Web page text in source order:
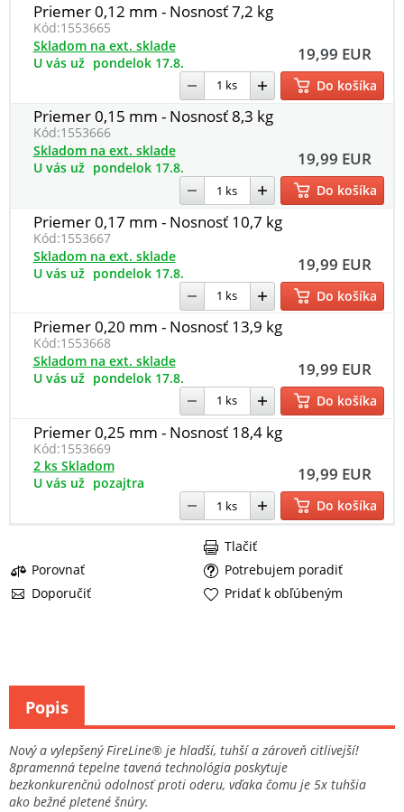
Priemer 0,12 mm - Nosnosť 7,2 kg
Kód:1553665
19,99 EUR
Skladom na ext. sklade
U vás už pondelok 17.8.
Do košíka
Priemer 0,15 mm - Nosnosť 8,3 kg
Kód:1553666
19,99 EUR
Skladom na ext. sklade
U vás už pondelok 17.8.
Do košíka
Priemer 0,17 mm - Nosnosť 10,7 kg
Kód:1553667
19,99 EUR
Skladom na ext. sklade
U vás už pondelok 17.8.
Do košíka
Priemer 0,20 mm - Nosnosť 13,9 kg
Kód:1553668
19,99 EUR
Skladom na ext. sklade
U vás už pondelok 17.8.
Do košíka
Priemer 0,25 mm - Nosnosť 18,4 kg
Kód:1553669
19,99 EUR
2 ks Skladom
U vás už pozajtra
Do košíka
Porovnať
Potrebujem poradiť
Doporučiť
Tlačiť
Pridať k obľúbeným
Nový a vylepšený FireLine® je hladší, tuhší a zároveň citlivejší!
8pramenná tepelne tavená technológia poskytuje
bezkonkurenčnú odolnosť proti oderu, vďaka čomu je 5x tuhšia
ako bežné pletené šnúry.
Popis